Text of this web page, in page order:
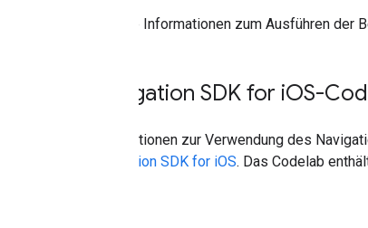
Weitere Informationen zum Ausführen der
Navigation SDK for iOS-
Informationen zur Verwendung des
Navigation SDK for iOS. Das Codelab